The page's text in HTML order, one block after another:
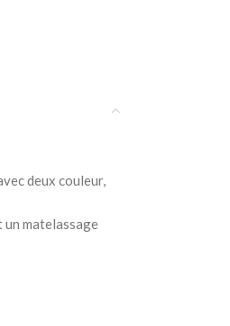
deux couleur,
matelassage